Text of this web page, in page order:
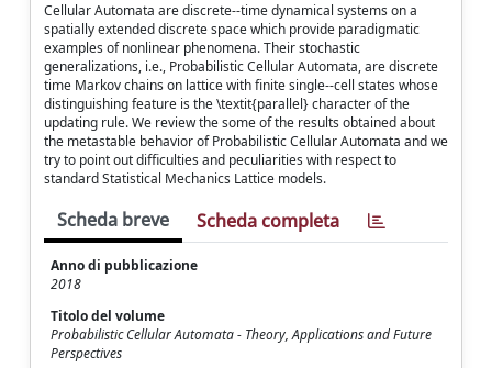
Cellular Automata are discrete--time dynamical systems on a
spatially extended discrete space which provide paradigmatic
examples of nonlinear phenomena. Their stochastic
generalizations, i.e., Probabilistic Cellular Automata, are discrete
time Markov chains on lattice with finite single--cell states whose
distinguishing feature is the \textit{parallel} character of the
updating rule. We review the some of the results obtained about
the metastable behavior of Probabilistic Cellular Automata and we
try to point out difficulties and peculiarities with respect to
standard Statistical Mechanics Lattice models.
Scheda breve Scheda completa
Anno di pubblicazione
2018
Titolo del volume
Probabilistic Cellular Automata - Theory, Applications and Future
Perspectives